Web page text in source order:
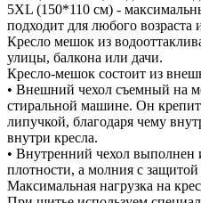
5XL (150*110 см) -
подходит для любого возраста
Кресло мешок из
улицы, балкона или дачи.
Кресло-мешок состоит из
• Внешний чехол съемный на
стиральной машине. Он
липучкой, благодаря чему
внутри кресла.
• Внутренний чехол выполнен
плотности, а молния с
Максимальная нагрузка на